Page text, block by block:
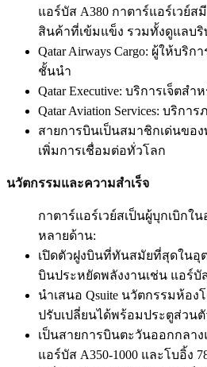
แอร์บัส A380 กาตาร์แอร์เวย์
สินค้าที่เข้มแข็ง รวมทั้งดูแลบริ
Qatar Airways Cargo: ผู้ให้บริ
ชั้นนำ
Qatar Executive: บริการเจ็ตส
Qatar Aviation Services: บริก
สายการบินเป็นสมาชิกเด่นของ
เพิ่มการเชื่อมต่อทั่วโลก
นวัตกรรมและความสำเร็จ
กาตาร์แอร์เวย์สเป็นผู้บุกเบิกใ
หลายด้าน:
เปิดตัวฝูงบินที่ทันสมัยที่สุดในอุ
บินประหยัดพลังงานเช่น แอร์บั
นำเสนอ Qsuite นวัตกรรมห้อ
ปรับเปลี่ยนได้พร้อมประตูส่วนตั
เป็นสายการบินตะวันออกกลา
แอร์บัส A350-1000 และโบอิ้ง